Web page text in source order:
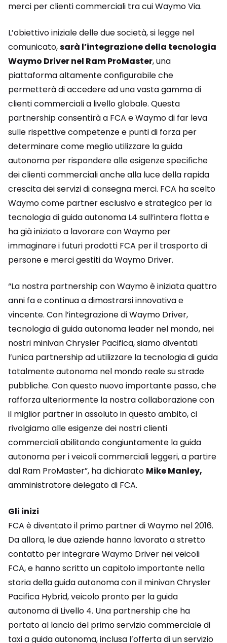
merci per clienti commerciali tra cui Waymo Via.
L’obiettivo iniziale delle due società, si legge nel
comunicato,sarà l’integrazione della tecnologia
Waymo Driver nel Ram ProMaster, una
piattaforma altamente configurabile che
permetterà di accedere ad una vasta gamma di
clienti commerciali a livello globale. Questa
partnership consentirà a FCA e Waymo di far leva
sulle rispettive competenze e punti di forza per
determinare come meglio utilizzare la guida
autonoma per rispondere alle esigenze specifiche
dei clienti commerciali anche alla luce della rapida
crescita dei servizi di consegna merci. FCA ha scelto
Waymo come partner esclusivo e strategico per la
tecnologia di guida autonoma L4 sull’intera flotta e
ha già iniziato a lavorare con Waymo per
immaginare i futuri prodotti FCA per il trasporto di
persone e merci gestiti da Waymo Driver.
“La nostra partnership con Waymo è iniziata quattro
anni fa e continua a dimostrarsi innovativa e
vincente. Con l’integrazione di Waymo Driver,
tecnologia di guida autonoma leader nel mondo, nei
nostri minivan Chrysler Pacifica, siamo diventati
l’unica partnership ad utilizzare la tecnologia di guida
totalmente autonoma nel mondo reale su strade
pubbliche. Con questo nuovo importante passo, che
rafforza ulteriormente la nostra collaborazione con
il miglior partner in assoluto in questo ambito, ci
rivolgiamo alle esigenze dei nostri clienti
commerciali abilitando congiuntamente la guida
autonoma per i veicoli commerciali leggeri, a partire
dal Ram ProMaster”, ha dichiarato Mike Manley,
amministratore delegato di FCA.
Gli inizi
FCA è diventato il primo partner di Waymo nel 2016.
Da allora, le due aziende hanno lavorato a stretto
contatto per integrare Waymo Driver nei veicoli
FCA, e hanno scritto un capitolo importante nella
storia della guida autonoma con il minivan Chrysler
Pacifica Hybrid, veicolo pronto per la guida
autonoma di Livello 4. Una partnership che ha
portato al lancio del primo servizio commerciale di
taxi a guida autonoma, inclusa l’offerta di un servizio